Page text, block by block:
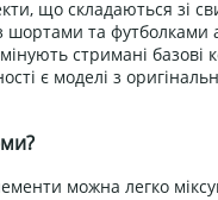
що складаються зі
шортами та
стримані базові
є моделі з
можна легко